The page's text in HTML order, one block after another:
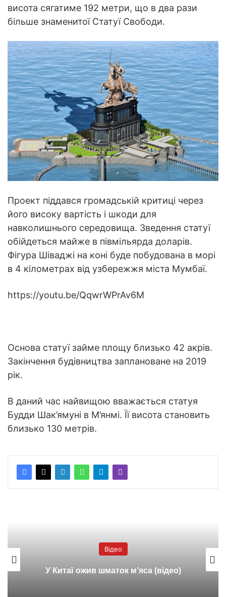
висота сягатиме 192 метри, що в два рази
більше знаменитої Статуї Свободи.
Проект піддався громадській критиці через
його високу вартість і шкоди для
навколишнього середовища. Зведення статуї
обійдеться майже в півмільярда доларів.
Фігура Шіваджі на коні буде побудована в морі
в 4 кілометрах від узбережжя міста Мумбаї.
https://youtu.be/QqwrWPrAv6M
Основа статуї займе площу близько 42 акрів.
Закінчення будівництва заплановане на 2019
рік.
В даний час найвищою вважається статуя
Будди Шак’ямуні в М’янмі. Її висота становить
близько 130 метрів.
Відео
У Китаї ожив шматок м’яса (відео)